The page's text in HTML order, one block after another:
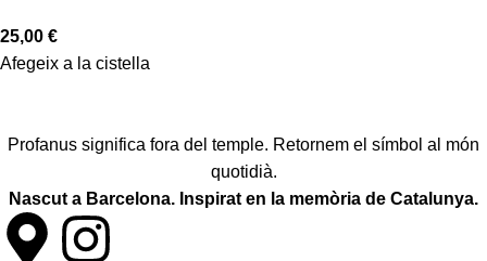
25,00 €
Afegeix a la cistella
Profanus significa fora del temple. Retornem el símbol al món
quotidià.
Nascut a Barcelona. Inspirat en la memòria de Catalunya.